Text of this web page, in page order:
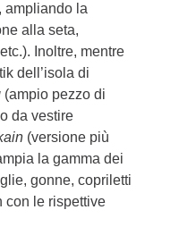
ampliando la
alla seta,
Inoltre, mentre
dell’isola di
(ampio pezzo di
da vestire
(versione più
la gamma dei
gonne, copriletti
con le rispettive